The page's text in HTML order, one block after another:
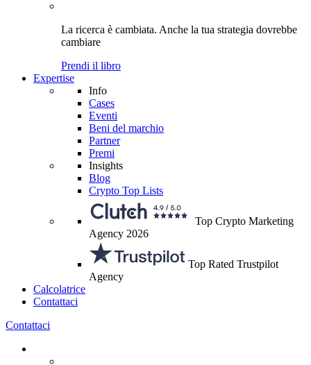
La ricerca è cambiata. Anche la tua strategia dovrebbe
cambiare
Prendi il libro
Expertise
Info
Cases
Eventi
Beni del marchio
Partner
Premi
Insights
Blog
Crypto Top Lists
Top Crypto Marketing
Agency 2026
Top Rated Trustpilot
Agency
Calcolatrice
Contattaci
Contattaci